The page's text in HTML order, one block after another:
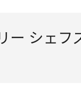
ー シェ